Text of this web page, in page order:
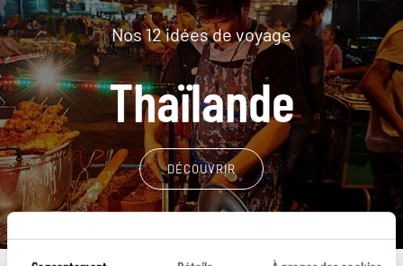
Nos 12 idées de voyage
Thaïlande
DÉCOUVRIR